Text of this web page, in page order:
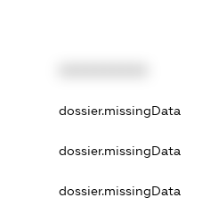
dossier.missingData
dossier.missingData
dossier.missingData